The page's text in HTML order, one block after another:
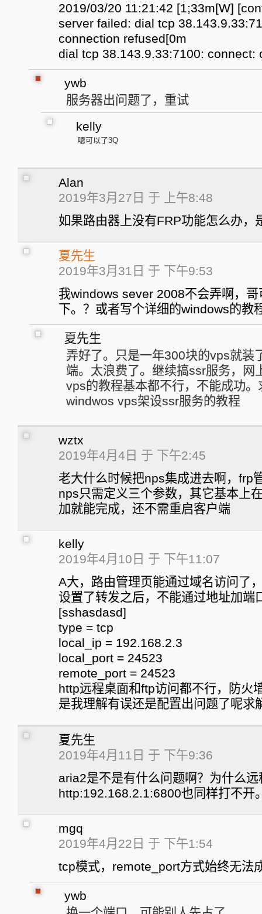
2019/03/20 11:21:42 [1;33m[W]
server failed: dial tcp
connection refused[0m
dial tcp 38.143.9.33:7100: connect:
ywb
服务器出问题了，重试
kelly
嗯可以了3Q
Alan
2019年3月27日 于 上午8:48
如果路由器上没有FRP功能怎么办，
夏先生
2019年3月31日 于 下午9:53
我windows sever 2008不会弄啊，
下。？或者写个详细的windows的教
夏先生
弄好了。只是一年300块的vps就装
端。太浪费了。继续搞ssr服务，网
vps的教程基本都不行，不能成功。
windwos vps架设ssr服务的教程
wztx
2019年4月4日 于 下午2:45
老大什么时候把nps集成进去啊，frp
nps只需定义三个参数，其它基本上
加就能完成，还不需重启客户端
kelly
2019年4月10日 于 下午11:07
A大，路由管理页能通过域名访问了
设置了转发之后，不能通过地址加端
[sshasdasd]
type = tcp
local_ip = 192.168.2.3
local_port = 24523
remote_port = 24523
http远程桌面和ftp访问都不行，防火
是我理解有误还是配置出问题了呢求
夏先生
2019年4月11日 于 下午9:36
aria2是不是有什么问题啊？为什么
http:192.168.2.1:6800也同样打不开
mgq
2019年4月22日 于 下午1:54
tcp模式，remote_port方式始终无法
ywb